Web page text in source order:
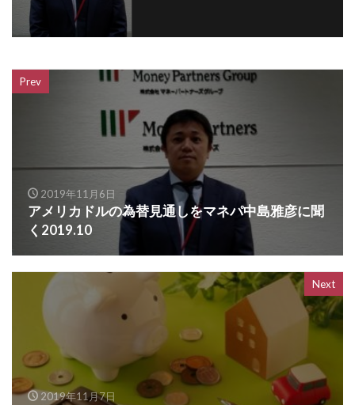
Prev
2019年11月6日
アメリカドルの為替見通しをマネパ中島雅彦に聞
く2019.10
Next
2019年11月7日